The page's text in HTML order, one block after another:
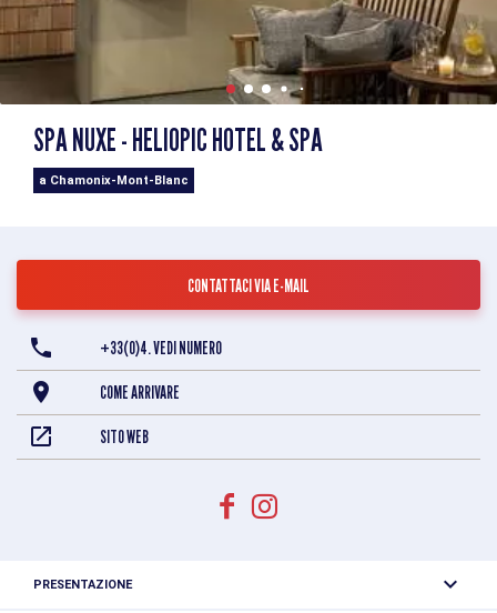
SPA NUXE - HELIOPIC HOTEL & SPA
a Chamonix-Mont-Blanc
CONTATTACI VIA E-MAIL
+33(0)4. VEDI NUMERO
COME ARRIVARE
SITO WEB
PRESENTAZIONE